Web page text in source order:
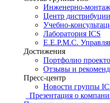
Инженерно-
Центр
Учебно-
Лаборатория ICS
E.E.P.M.C.
Достижения
Портфолио
Отзывы и
Пресс-центр
Новости группы
Презентация о